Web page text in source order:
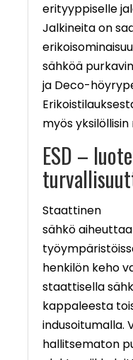
erityyppiselle
Jalkineita on
sähköä
ja Deco-
myös yksilöllisin
ESD –
Staattinen
sähkö
henkilön keho
staattisella
kappaleesta
indusoitumalla.
hallitsematon